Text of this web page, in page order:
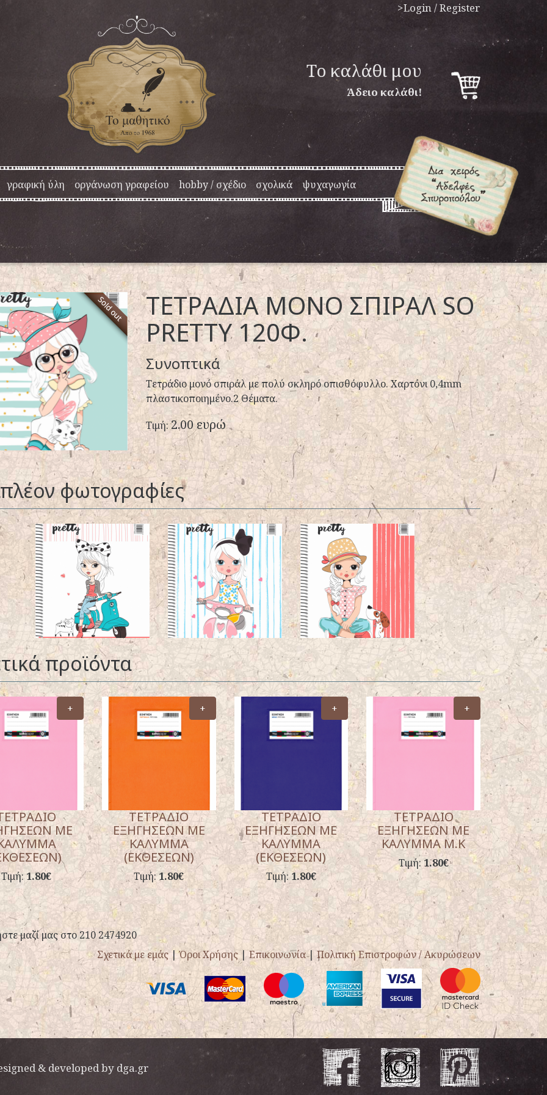
>Login / Register
To καλάθι μου
Άδειο καλάθι!
γραφική ύλη οργάνωση γραφείου hobby / σχέδιο σχολικά ψυχαγωγία
ΤΕΤΡΑΔΙΑ ΜΟΝΟ ΣΠΙΡΑΛ SO
PRETTY 120Φ.
Συνοπτικά
Τετράδιο μονό σπιράλ με πολύ σκληρό οπισθόφυλλο. Χαρτόνι 0,4mm
πλαστικοποιημένο.2 Θέματα.
Τιμή:2.00 ευρώ
φωτογραφίες
προϊόντα
+
ΜΕ
Τιμή: 1.80€
+
ΤΕΤΡΑΔΙΟ
ΕΞΗΓΗΣΕΩΝ ΜΕ
ΚΑΛΥΜΜΑ
(ΕΚΘΕΣΕΩΝ)
Τιμή:1.80€
+
ΤΕΤΡΑΔΙΟ
ΕΞΗΓΗΣΕΩΝ ΜΕ
ΚΑΛΥΜΜΑ
(ΕΚΘΕΣΕΩΝ)
Τιμή: 1.80€
+
ΤΕΤΡΑΔΙΟ
ΕΞΗΓΗΣΕΩΝ ΜΕ
ΚΑΛΥΜΜΑ Μ.Κ
Τιμή: 1.80€
μαζί μας στο 210 2474920
Σχετικά με εμάς |Όροι Χρήσης| Επικοινωνία|Πολιτική Επιστροφών / Ακυρώσεων
& developed by dga.gr